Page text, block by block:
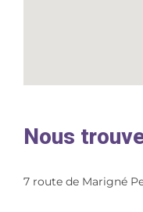
Nous
7 route de Marigné